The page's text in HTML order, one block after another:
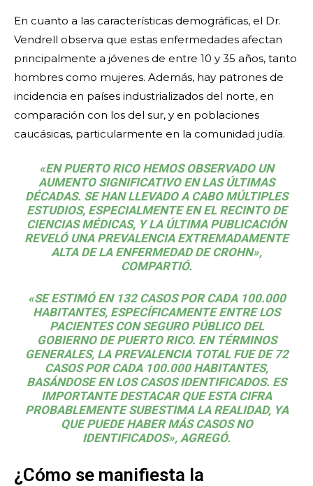
En cuanto a las características demográficas, el Dr.
Vendrell observa que estas enfermedades afectan
principalmente a jóvenes de entre 10 y 35 años, tanto
hombres como mujeres. Además, hay patrones de
incidencia en países industrializados del norte, en
comparación con los del sur, y en poblaciones
caucásicas, particularmente en la comunidad judía.
«EN PUERTO RICO HEMOS OBSERVADO UN
AUMENTO SIGNIFICATIVO EN LAS ÚLTIMAS
DÉCADAS. SE HAN LLEVADO A CABO MÚLTIPLES
ESTUDIOS, ESPECIALMENTE EN EL RECINTO DE
CIENCIAS MÉDICAS, Y LA ÚLTIMA PUBLICACIÓN
REVELÓ UNA PREVALENCIA EXTREMADAMENTE
ALTA DE LA ENFERMEDAD DE CROHN»,
COMPARTIÓ.
«SE ESTIMÓ EN 132 CASOS POR CADA 100.000
HABITANTES, ESPECÍFICAMENTE ENTRE LOS
PACIENTES CON SEGURO PÚBLICO DEL
GOBIERNO DE PUERTO RICO. EN TÉRMINOS
GENERALES, LA PREVALENCIA TOTAL FUE DE 72
CASOS POR CADA 100.000 HABITANTES,
BASÁNDOSE EN LOS CASOS IDENTIFICADOS. ES
IMPORTANTE DESTACAR QUE ESTA CIFRA
PROBABLEMENTE SUBESTIMA LA REALIDAD, YA
QUE PUEDE HABER MÁS CASOS NO
IDENTIFICADOS», AGREGÓ.
¿Cómo se manifiesta la